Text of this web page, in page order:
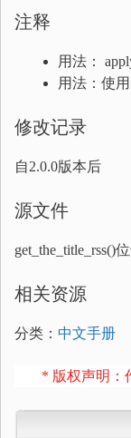
注释
用法：
用法：使
修改记录
自2.0.0版本后
源文件
get_the_title_rss()
相关资源
分类： 中文手册
* 版权声明：